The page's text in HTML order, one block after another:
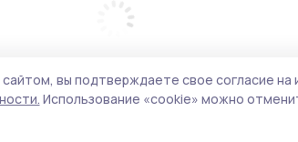
вы подтверждаете свое согласие на
Использование «cookie» можно